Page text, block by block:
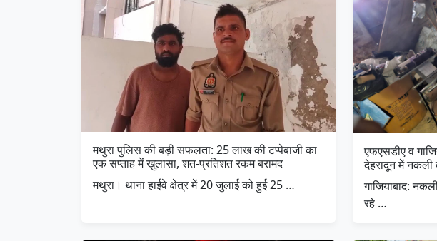
मथुरा पुलिस की बड़ी सफलता: 25 लाख की टप्पेबाजी का
एक सप्ताह में खुलासा, शत-प्रतिशत रकम बरामद
मथुरा। थाना हाईवे क्षेत्र में 20 जुलाई को हुई 25 …
एफएसडीए व
देहरादून में नकली
गाजियाबाद:
रहे …